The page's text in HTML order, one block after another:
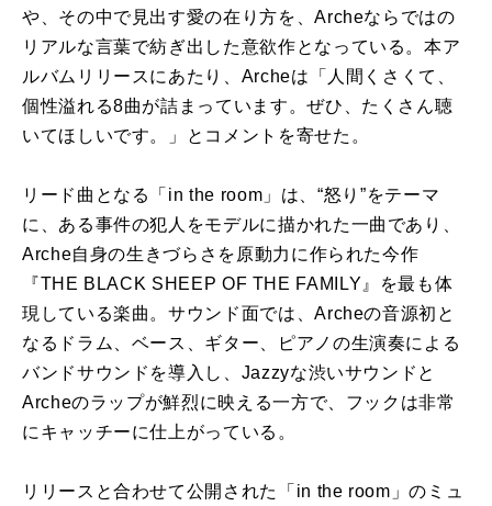
や、その中で見出す愛の在り方を、Archeならではの
リアルな言葉で紡ぎ出した意欲作となっている。本ア
ルバムリリースにあたり、Archeは「人間くさくて、
個性溢れる8曲が詰まっています。ぜひ、たくさん聴
いてほしいです。」とコメントを寄せた。
リード曲となる「in the room」は、“怒り”をテーマ
に、ある事件の犯人をモデルに描かれた一曲であり、
Arche自身の生きづらさを原動力に作られた今作
『THE BLACK SHEEP OF THE FAMILY』を最も体
現している楽曲。サウンド面では、Archeの音源初と
なるドラム、ベース、ギター、ピアノの生演奏による
バンドサウンドを導入し、Jazzyな渋いサウンドと
Archeのラップが鮮烈に映える一方で、フックは非常
にキャッチーに仕上がっている。
リリースと合わせて公開された「in the room」のミュ